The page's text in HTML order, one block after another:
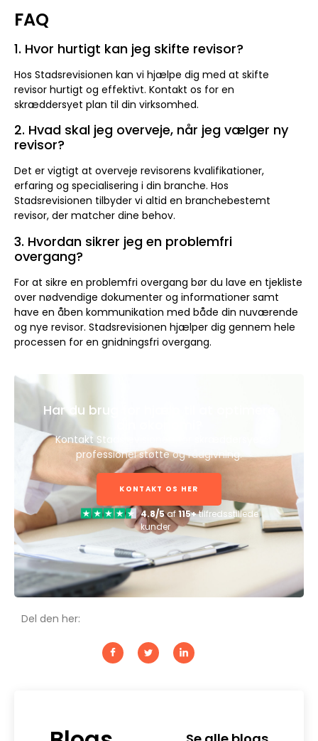
FAQ
1. Hvor hurtigt kan jeg skifte revisor?
Hos Stadsrevisionen kan vi hjælpe dig med at skifte
revisor hurtigt og effektivt. Kontakt os for en
skræddersyet plan til din virksomhed.
2. Hvad skal jeg overveje, når jeg vælger ny
revisor?
Det er vigtigt at overveje revisorens kvalifikationer,
erfaring og specialisering i din branche. Hos
Stadsrevisionen tilbyder vi altid en branchebestemt
revisor, der matcher dine behov.
3. Hvordan sikrer jeg en problemfri
overgang?
For at sikre en problemfri overgang bør du lave en tjekliste
over nødvendige dokumenter og informationer samt
have en åben kommunikation med både din nuværende
og nye revisor. Stadsrevisionen hjælper dig gennem hele
processen for en gnidningsfri overgang.
Har du brug for hjælp til at optimere
Kontakt Stadsrevisionen for skræddersyet
professionel støtte og rådgivning.
KONTAKT OS HER
4.8/5af115+tilfredsstillede
kunder
Del den her: